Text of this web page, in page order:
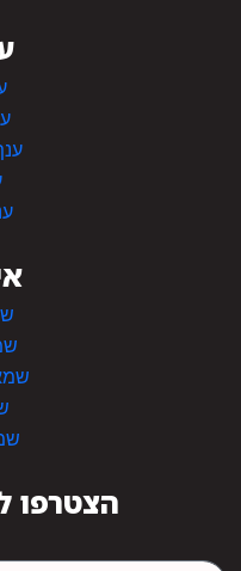
הצטרפו